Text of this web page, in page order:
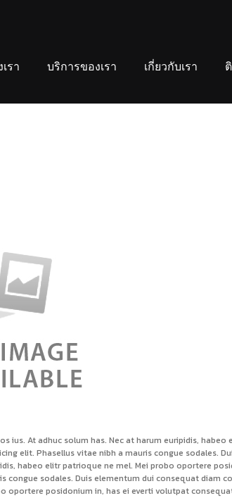
รา บริการของเรา เกี่ยวกับเรา
At adhuc solum has. Nec at harum euripidis,
elit. Phasellus vitae nibh a mauris congue sodales.
habeo elitr patrioque ne mel. Mei probo oportere
sodales. Duis elementum dui consequat diam
oportere posidonium in, has ei everti volutpat